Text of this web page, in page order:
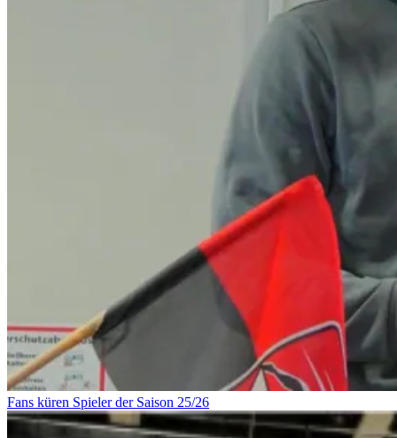
Fans küren Spieler der Saison 25/26